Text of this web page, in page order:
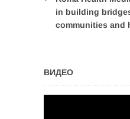
in building
communities and
ВИДЕО